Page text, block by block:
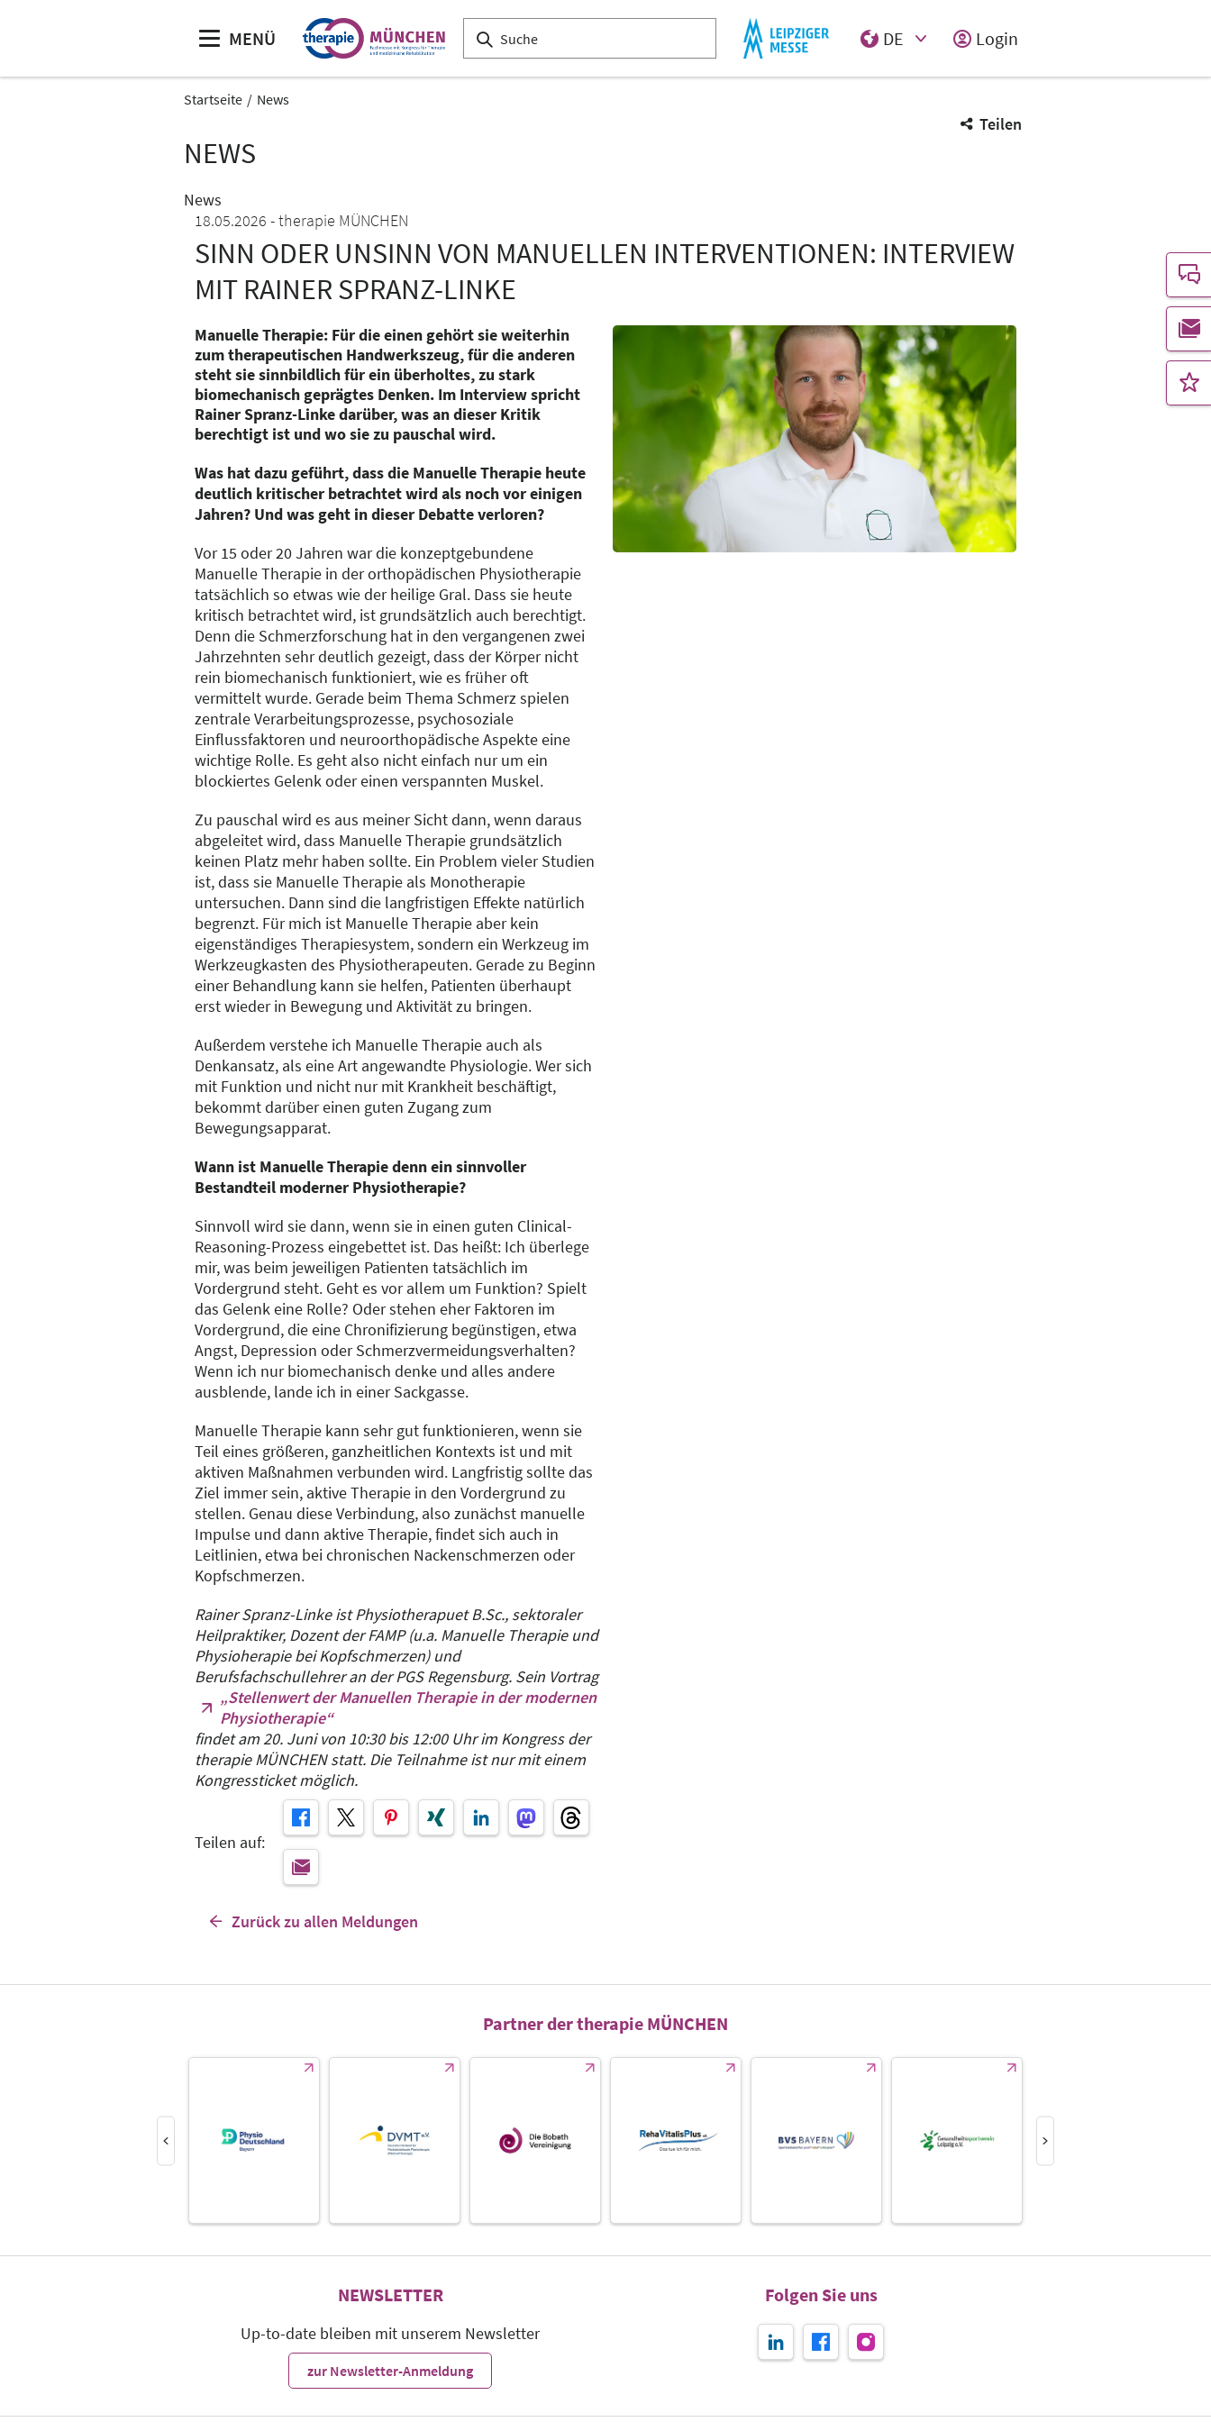
MENÜ
DE
Login
Startseite News
Teilen
NEWS
News
18.05.2026
therapie MÜNCHEN
SINN ODER UNSINN VON MANUELLEN INTERVENTIONEN: INTERVIEW
MIT RAINER SPRANZ-LINKE
Manuelle Therapie: Für die einen gehört sie weiterhin
zum therapeutischen Handwerkszeug, für die anderen
steht sie sinnbildlich für ein überholtes, zu stark
biomechanisch geprägtes Denken. Im Interview spricht
Rainer Spranz-Linke darüber, was an dieser Kritik
berechtigt ist und wo sie zu pauschal wird.
Was hat dazu geführt, dass die Manuelle Therapie heute
deutlich kritischer betrachtet wird als noch vor einigen
Jahren? Und was geht in dieser Debatte verloren?
Vor 15 oder 20 Jahren war die konzeptgebundene
Manuelle Therapie in der orthopädischen Physiotherapie
tatsächlich so etwas wie der heilige Gral. Dass sie heute
kritisch betrachtet wird, ist grundsätzlich auch berechtigt.
Denn die Schmerzforschung hat in den vergangenen zwei
Jahrzehnten sehr deutlich gezeigt, dass der Körper nicht
rein biomechanisch funktioniert, wie es früher oft
vermittelt wurde. Gerade beim Thema Schmerz spielen
zentrale Verarbeitungsprozesse, psychosoziale
Einflussfaktoren und neuroorthopädische Aspekte eine
wichtige Rolle. Es geht also nicht einfach nur um ein
blockiertes Gelenk oder einen verspannten Muskel.
Zu pauschal wird es aus meiner Sicht dann, wenn daraus
abgeleitet wird, dass Manuelle Therapie grundsätzlich
keinen Platz mehr haben sollte. Ein Problem vieler Studien
ist, dass sie Manuelle Therapie als Monotherapie
untersuchen. Dann sind die langfristigen Effekte natürlich
begrenzt. Für mich ist Manuelle Therapie aber kein
eigenständiges Therapiesystem, sondern ein Werkzeug im
Werkzeugkasten des Physiotherapeuten. Gerade zu Beginn
einer Behandlung kann sie helfen, Patienten überhaupt
erst wieder in Bewegung und Aktivität zu bringen.
Außerdem verstehe ich Manuelle Therapie auch als
Denkansatz, als eine Art angewandte Physiologie. Wer sich
mit Funktion und nicht nur mit Krankheit beschäftigt,
bekommt darüber einen guten Zugang zum
Bewegungsapparat.
Wann ist Manuelle Therapie denn ein sinnvoller
Bestandteil moderner Physiotherapie?
Sinnvoll wird sie dann, wenn sie in einen guten Clinical-
Reasoning-Prozess eingebettet ist. Das heißt: Ich überlege
mir, was beim jeweiligen Patienten tatsächlich im
Vordergrund steht. Geht es vor allem um Funktion? Spielt
das Gelenk eine Rolle? Oder stehen eher Faktoren im
Vordergrund, die eine Chronifizierung begünstigen, etwa
Angst, Depression oder Schmerzvermeidungsverhalten?
Wenn ich nur biomechanisch denke und alles andere
ausblende, lande ich in einer Sackgasse.
Manuelle Therapie kann sehr gut funktionieren, wenn sie
Teil eines größeren, ganzheitlichen Kontexts ist und mit
aktiven Maßnahmen verbunden wird. Langfristig sollte das
Ziel immer sein, aktive Therapie in den Vordergrund zu
stellen. Genau diese Verbindung, also zunächst manuelle
Impulse und dann aktive Therapie, findet sich auch in
Leitlinien, etwa bei chronischen Nackenschmerzen oder
Kopfschmerzen.
Rainer Spranz-Linke ist Physiotherapuet B.Sc., sektoraler
Heilpraktiker, Dozent der FAMP (u.a. Manuelle Therapie und
Physioherapie bei Kopfschmerzen) und
Berufsfachschullehrer an der PGS Regensburg. Sein Vortrag
„Stellenwert der Manuellen Therapie in der modernen
Physiotherapie“
findet am 20. Juni von 10:30 bis 12:00 Uhr im Kongress der
therapie MÜNCHEN statt. Die Teilnahme ist nur mit einem
Kongressticket möglich.
Teilen auf:
Zurück zu allen Meldungen
Partner der therapie MÜNCHEN
NEWSLETTER
Up-to-date bleiben mit unserem Newsletter
zur Newsletter-Anmeldung
Folgen Sie uns